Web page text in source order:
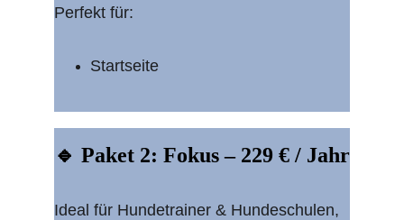
Perfekt für:
Startseite
🔹 Paket 2: Fokus – 229 € / Jahr
Ideal für Hundetrainer & Hundeschulen,